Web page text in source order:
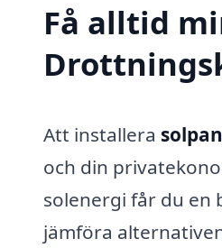
Få alltid
Att installera
och din
solenergi får du en
jämföra